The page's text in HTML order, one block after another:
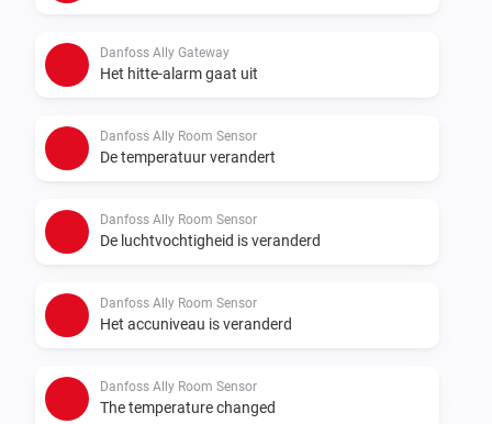
Danfoss Ally Gateway
Het hitte-alarm gaat uit
Danfoss Ally Room Sensor
De temperatuur verandert
Danfoss Ally Room Sensor
De luchtvochtigheid is veranderd
Danfoss Ally Room Sensor
Het accuniveau is veranderd
Danfoss Ally Room Sensor
The temperature changed